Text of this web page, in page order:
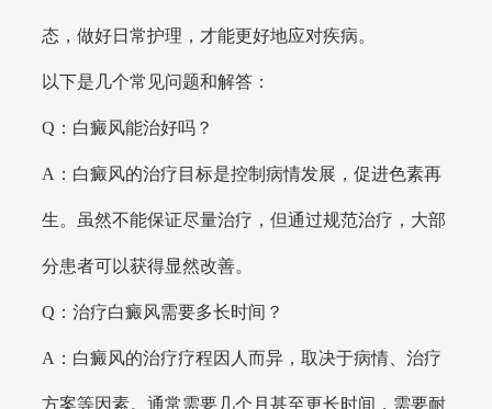
态，做好日常护理，才能更好地应对疾病。
以下是几个常见问题和解答：
Q：白癜风能治好吗？
A：白癜风的治疗目标是控制病情发展，促进色素再
生。虽然不能保证尽量治疗，但通过规范治疗，大部
分患者可以获得显然改善。
Q：治疗白癜风需要多长时间？
A：白癜风的治疗疗程因人而异，取决于病情、治疗
方案等因素。通常需要几个月甚至更长时间，需要耐